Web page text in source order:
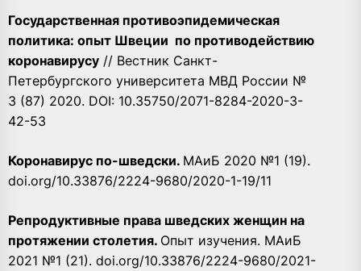
Государственная противоэпидемическая
политика: опыт Швеции по противодействию
коронавирусу // Вестник Санкт-
Петербургского университета МВД России №
3 (87) 2020. DOI: 10.35750/2071-8284-2020-3-
42-53
Коронавирус по-шведски. МАиБ 2020 №1 (19).
doi.org/10.33876/2224-9680/2020-1-19/11
Репродуктивные права шведских женщин на
протяжении столетия. Опыт изучения. МАиБ
2021 №1 (21). doi.org/10.33876/2224-9680/2021-